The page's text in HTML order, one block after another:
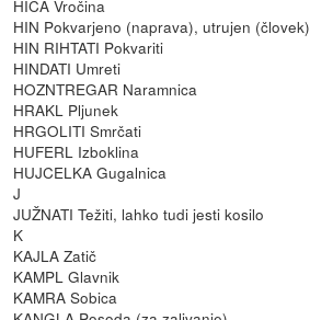
HICA Vročina
HIN Pokvarjeno (naprava), utrujen (človek)
HIN RIHTATI Pokvariti
HINDATI Umreti
HOZNTREGAR Naramnica
HRAKL Pljunek
HRGOLITI Smrčati
HUFERL Izboklina
HUJCELKA Gugalnica
J
JUŽNATI Težiti, lahko tudi jesti kosilo
K
KAJLA Zatič
KAMPL Glavnik
KAMRA Sobica